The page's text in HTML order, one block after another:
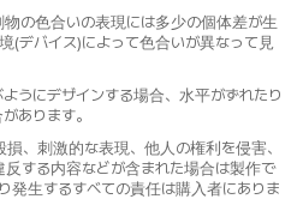
の色合いの表現には多少の個体差が生
(デバイス)によって色合いが異なって見
うにデザインする場合、水平がずれたり
あります。
、刺激的な表現、他人の権利を侵害、
する内容などが含まれた場合は製作で
発生するすべての責任は購入者にありま